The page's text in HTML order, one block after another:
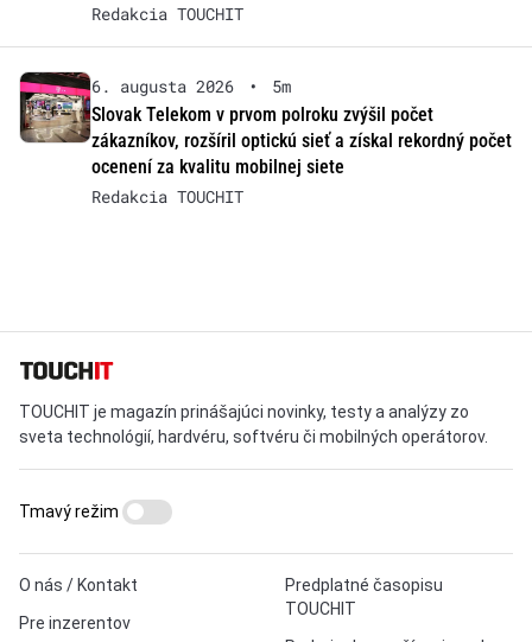
Redakcia TOUCHIT
6. augusta 2026 •
5m
Slovak Telekom v prvom polroku zvýšil počet
zákazníkov, rozšíril optickú sieť a získal rekordný počet
ocenení za kvalitu mobilnej siete
Redakcia TOUCHIT
TOUCHIT je magazín prinášajúci novinky, testy a analýzy zo
sveta technológií, hardvéru, softvéru či mobilných operátorov.
O nás / Kontakt
Pre inzerentov
Predplatné časopisu
TOUCHIT
Tmavý režim